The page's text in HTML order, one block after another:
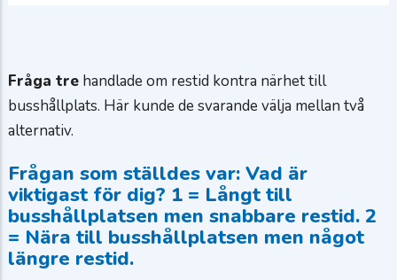
Fråga tre handlade om restid kontra närhet till
busshållplats. Här kunde de svarande välja mellan två
alternativ.
Frågan som ställdes var: Vad är
viktigast för dig? 1 = Långt till
busshållplatsen men snabbare restid. 2
= Nära till busshållplatsen men något
längre restid.